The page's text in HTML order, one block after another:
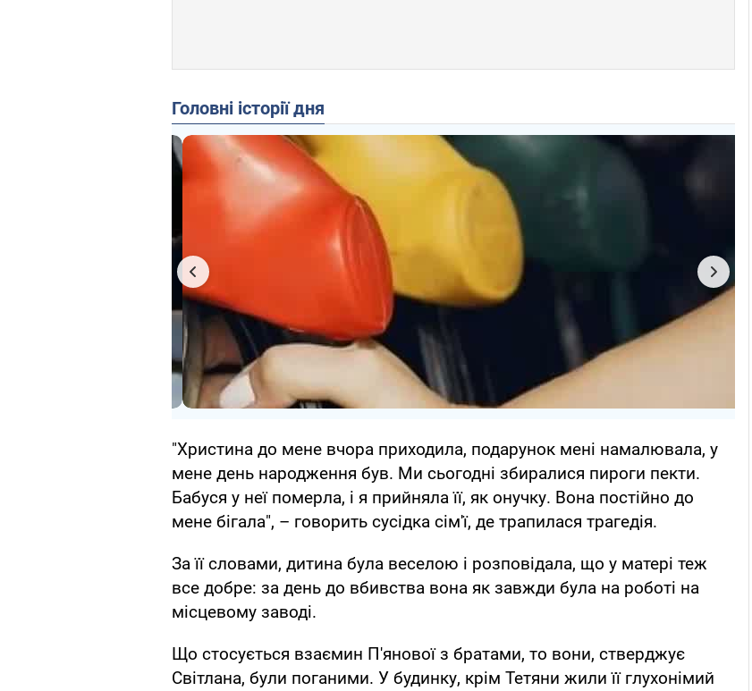
Головні історії дня
"Христина до мене вчора приходила, подарунок мені намалювала, у
мене день народження був. Ми сьогодні збиралися пироги пекти.
Бабуся у неї померла, і я прийняла її, як онучку. Вона постійно до
мене бігала", – говорить сусідка сім'ї, де трапилася трагедія.
За її словами, дитина була веселою і розповідала, що у матері теж
все добре: за день до вбивства вона як завжди була на роботі на
місцевому заводі.
Що стосується взаємин П'янової з братами, то вони, стверджує
Світлана, були поганими. У будинку, крім Тетяни жили її глухонімий